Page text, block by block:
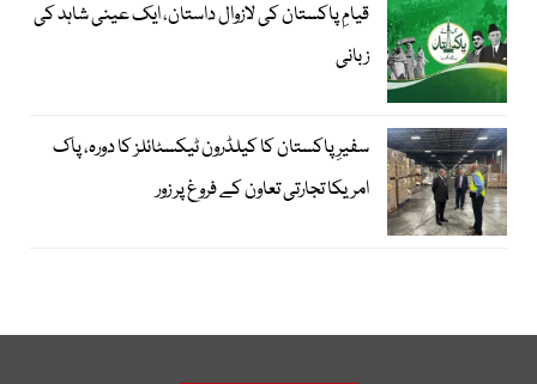
قیامِ پاکستان کی لازوال داستان، ایک عینی شاہد کی
زبانی
سفیرِ پاکستان کا کیلڈرون ٹیکسٹائلز کا دورہ، پاک
امریکا تجارتی تعاون کے فروغ پر زور